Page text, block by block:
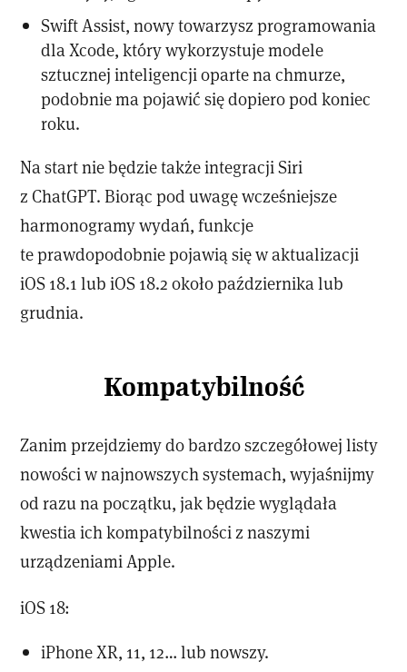
Swift Assist, nowy towarzysz programowania
dla Xcode, który wykorzystuje modele
sztucznej inteligencji oparte na chmurze,
podobnie ma pojawić się dopiero pod koniec
roku.
Na start nie będzie także integracji Siri
z ChatGPT. Biorąc pod uwagę wcześniejsze
harmonogramy wydań, funkcje
te prawdopodobnie pojawią się w aktualizacji
iOS 18.1 lub iOS 18.2 około października lub
grudnia.
Kompatybilność
Zanim przejdziemy do bardzo szczegółowej listy
nowości w najnowszych systemach, wyjaśnijmy
od razu na początku, jak będzie wyglądała
kwestia ich kompatybilności z naszymi
urządzeniami Apple.
iOS 18:
iPhone XR, 11, 12… lub nowszy.